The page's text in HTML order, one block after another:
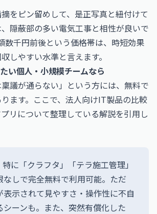
をピン留めして、是正写真と紐付けて
隠蔽部の多い電気工事と相性が良いで
数千円前後という価格帯は、時短効果
しやすい水準と言えます。
い個人・小規模チームなら
稟議が通らない」という方には、無料で
ます。ここで、法人向けIT製品の比較
リについて整理している解説を引用し
に「クラフタ」「テラ施工管理」
なしで完全無料で利用可能。ただ
表示されて見やすさ・操作性に不自
シーンも。また、突然有償化した